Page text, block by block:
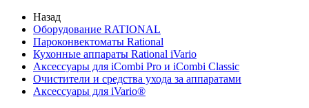
Назад
Оборудование RATIONAL
Пароконвектоматы Rational
Кухонные аппараты Rational iVario
Аксессуары для iCombi Pro и iCombi Classic
Очистители и средства ухода за аппаратами
Аксессуары для iVario®